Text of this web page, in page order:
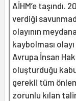
AİHM’e taşındı.
verdiği
olayının
kaybolması
Avrupa İnsan
oluşturduğu
gerekli tüm
zorunlu kılan